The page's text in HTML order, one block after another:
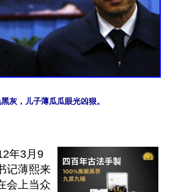
灰，儿子薄瓜瓜眼光凶狠。
年3月9
记薄熙来
会上当众